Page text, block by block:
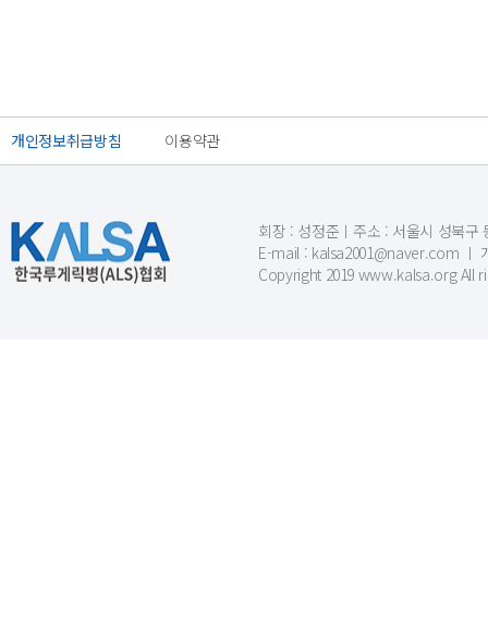
개인정보취급방침 이용약관
회장 : 성정준ㅣ주소 : 서울시 성북구
E-mail : kalsa2001@naver.com ㅣ
Copyright 2019 www.kalsa.org All